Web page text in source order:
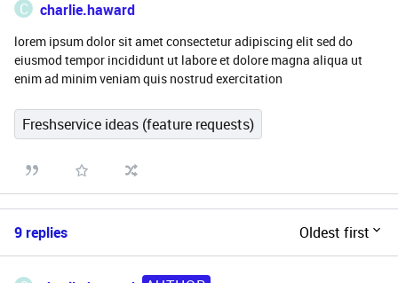
C charlie.haward
lorem ipsum dolor sit amet consectetur adipiscing elit sed do
eiusmod tempor incididunt ut labore et dolore magna aliqua ut
enim ad minim veniam quis nostrud exercitation
Freshservice ideas (feature requests)
9 replies Oldest first